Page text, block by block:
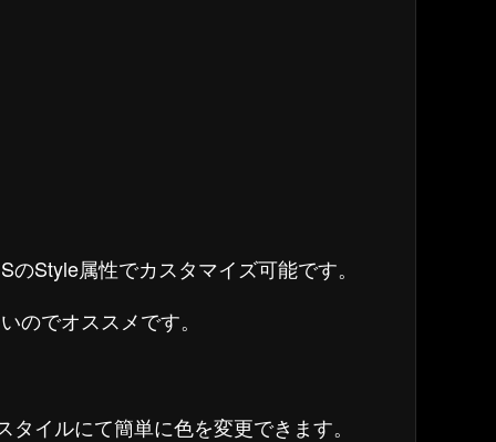
Style属性でカスタマイズ可能です。
のでオススメです。
イルにて簡単に色を変更できます。